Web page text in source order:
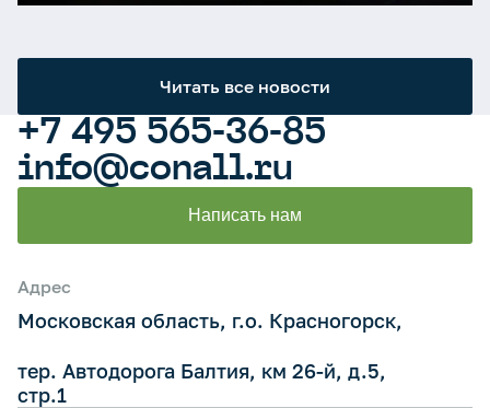
Читать все новости
+7 495 565-36-85
info@conall.ru
Написать нам
Адрес
Московская область, г.о. Красногорск,
тер. Автодорога Балтия, км 26-й, д.5,
стр.1